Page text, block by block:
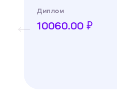
Диплом
10060.00 ₽